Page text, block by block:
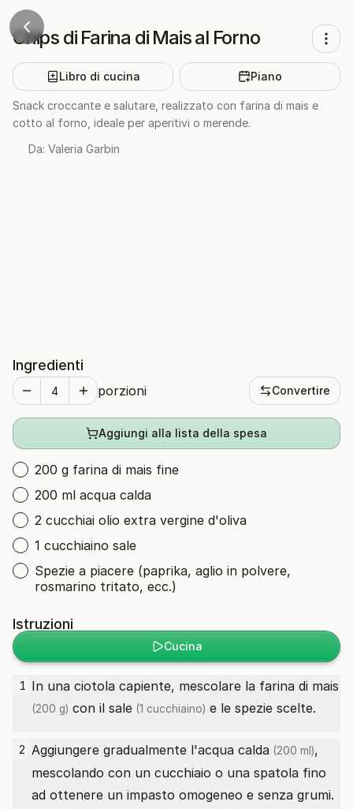
Chips di Farina di Mais al Forno
Libro di cucina Piano
Snack croccante e salutare, realizzato con farina di mais e
cotto al forno, ideale per aperitivi o merende.
Da: Valeria Garbin
Ingredienti
porzioni Convertire
Aggiungi alla lista della spesa
200 g farina di mais fine
200 ml acqua calda
2 cucchiai olio extra vergine d'oliva
1 cucchiaino sale
Spezie a piacere (paprika, aglio in polvere,
rosmarino tritato, ecc.)
Istruzioni
Cucina
1 In una ciotola capiente, mescolare la farina di mais
(200 g) con il sale (1 cucchiaino) e le spezie scelte.
2 Aggiungere gradualmente l'acqua calda (200 ml),
mescolando con un cucchiaio o una spatola fino
ad ottenere un impasto omogeneo e senza grumi.